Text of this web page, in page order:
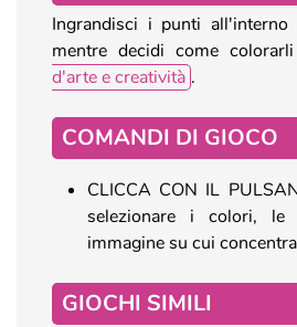
Ingrandisci i punti
mentre decidi come
d'arte e creatività .
COMANDI DI GIOCO
CLICCA CON IL
selezionare i colori, le
immagine su cui
GIOCHI SIMILI